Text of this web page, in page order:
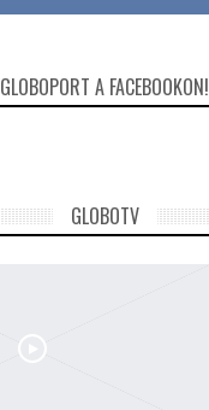
GLOBOPORT A FACEBOOKON!
GLOBOTV